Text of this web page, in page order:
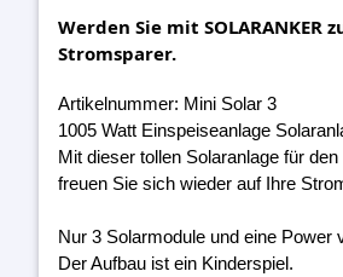
Werden Sie mit SOLARANKER
Stromsparer.
Artikelnummer: Mini Solar 3
1005 Watt Einspeiseanlage
Mit dieser tollen Solaranlage für
freuen Sie sich wieder auf Ihre
Nur 3 Solarmodule und eine Power
Der Aufbau ist ein Kinderspiel.